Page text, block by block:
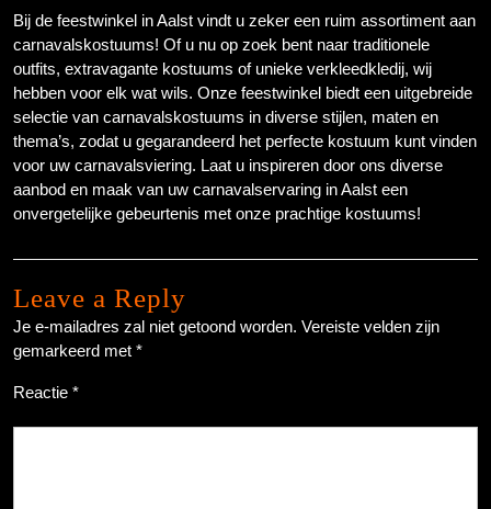
Bij de feestwinkel in Aalst vindt u zeker een ruim assortiment aan
carnavalskostuums! Of u nu op zoek bent naar traditionele
outfits, extravagante kostuums of unieke verkleedkledij, wij
hebben voor elk wat wils. Onze feestwinkel biedt een uitgebreide
selectie van carnavalskostuums in diverse stijlen, maten en
thema’s, zodat u gegarandeerd het perfecte kostuum kunt vinden
voor uw carnavalsviering. Laat u inspireren door ons diverse
aanbod en maak van uw carnavalservaring in Aalst een
onvergetelijke gebeurtenis met onze prachtige kostuums!
Leave a Reply
Je e-mailadres zal niet getoond worden. Vereiste velden zijn
gemarkeerd met *
Reactie *